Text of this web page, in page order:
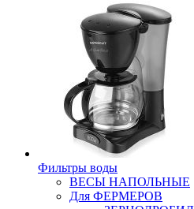
Фильтры воды
ВЕСЫ НАПОЛЬНЫЕ
Для ФЕРМЕРОВ